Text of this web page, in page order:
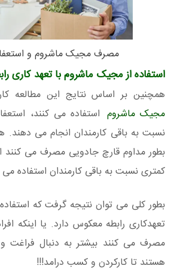
مصرف مجیک ماشروم و
استفاده از مجیک ماشروم با تعهد کاری
همچنین بر اساس نتایج این مطالعه
مجیک ماشروم استفاده می کنند،
نسبت به باقی کارمندان انجام می دهند.
بطور مداوم قارچ جادویی مصرف می
کمتری نسبت به باقی کارمندان استفاده می
بطور کلی می توان نتیجه گرفت که
تعهدکاری رابطه معکوس دارد. یا اینکه
مصرف می کنند بیشتر به دنبال فراغت
هستند تا کارکردن و کسب درامد!!!